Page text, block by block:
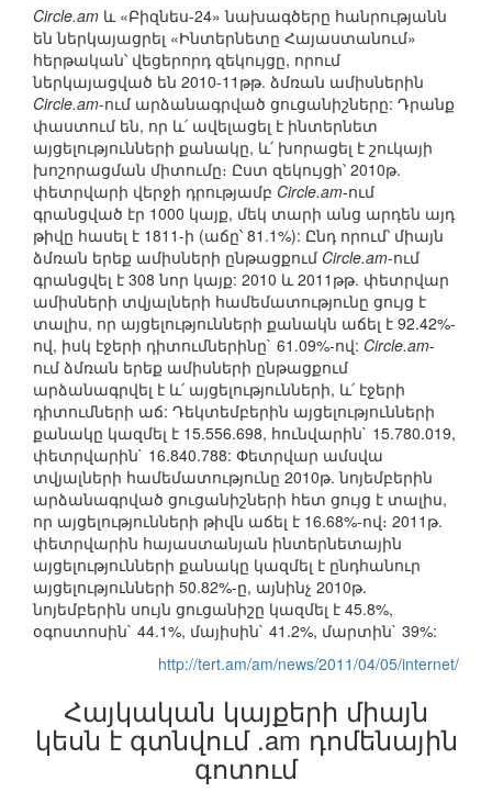
Circle.am և «Բիզնես-24» նախագծերը հանրությանն
են ներկայացրել «Ինտերնետը Հայաստանում»
հերթական՝ վեցերորդ զեկույցը, որում
ներկայացված են 2010-11թթ. ձմռան ամիսներին
Circle.am-ում արձանագրված ցուցանիշները: Դրանք
փաստում են, որ և՛ ավելացել է ինտերնետ
այցելությունների քանակը, և՛ խորացել է շուկայի
խոշորացման միտումը։ Ըստ զեկույցի՝ 2010թ.
փետրվարի վերջի դրությամբ Circle.am-ում
գրանցված էր 1000 կայք, մեկ տարի անց արդեն այդ
թիվը հասել է 1811-ի (աճը՝ 81.1%): Ընդ որում՝ միայն
ձմռան երեք ամիսների ընթացքում Circle.am-ում
գրանցվել է 308 նոր կայք: 2010 և 2011թթ. փետրվար
ամիսների տվյալների համեմատությունը ցույց է
տալիս, որ այցելությունների քանակն աճել է 92.42%-
ով, իսկ էջերի դիտումներինը` 61.09%-ով: Circle.am-
ում ձմռան երեք ամիսների ընթացքում
արձանագրվել է և՛ այցելությունների, և՛ էջերի
դիտումների աճ: Դեկտեմբերին այցելությունների
քանակը կազմել է 15.556.698, հունվարին` 15.780.019,
փետրվարին` 16.840.788: Փետրվար ամսվա
տվյալների համեմատությունը 2010թ. նոյեմբերին
արձանագրված ցուցանիշների հետ ցույց է տալիս,
որ այցելությունների թիվն աճել է 16.68%-ով։ 2011թ.
փետրվարին հայաստանյան ինտերնետային
այցելությունների քանակը կազմել է ընդհանուր
այցելությունների 50.82%-ը, այնինչ 2010թ.
նոյեմբերին սույն ցուցանիշը կազմել է 45.8%,
օգոստոսին` 44.1%, մայիսին` 41.2%, մարտին` 39%:
http://tert.am/am/news/2011/04/05/internet/
Հայկական կայքերի միայն
կեսն է գտնվում .am դոմենային
գոտում